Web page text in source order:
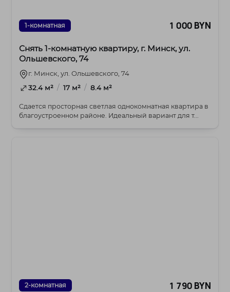
1-комнатная 1 000 BYN
Снять 1-комнатную квартиру, г. Минск, ул.
Ольшевского, 74
г. Минск, ул. Ольшевского, 74
32.4 м² / 17 м² / 8.4 м²
Сдается просторная светлая однокомнатная квартира в
благоустроенном районе. Идеальный вариант для т...
2-комнатная 1 790 BYN